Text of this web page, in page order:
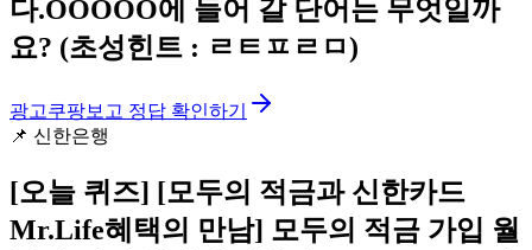
다.OOOOO에 들어 갈 단어는 무엇일까
요? (초성힌트 : ㄹㅌㅍㄹㅁ)
광고쿠팡보고 정답 확인하기
📌 신한은행
[오늘 퀴즈] [모두의 적금과 신한카드
Mr.Life혜택의 만남] 모두의 적금 가입 월